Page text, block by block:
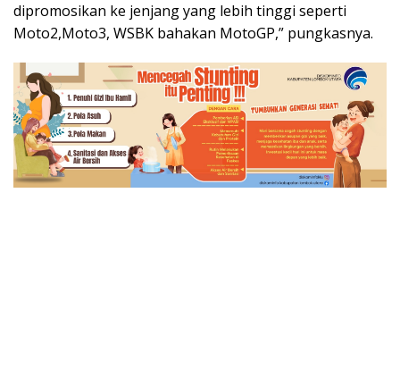
dipromosikan ke jenjang yang lebih tinggi seperti
Moto2,Moto3, WSBK bahakan MotoGP,” pungkasnya.